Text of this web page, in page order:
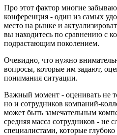
Про этот фактор многие
конференция - один из самых
место на рынке и
вы находитесь по сравнению с
подрастающим поколением.
Очевидно, что нужно
вопросы, которые им задают,
понимания ситуации.
Важный момент - оценивать не
но и сотрудников компаний-
может быть замечательным
средняя масса сотрудников - не
специалистами, которые